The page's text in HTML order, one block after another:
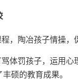
，陶冶孩子情操，
体罚孩子，运用
硕的教育成果。